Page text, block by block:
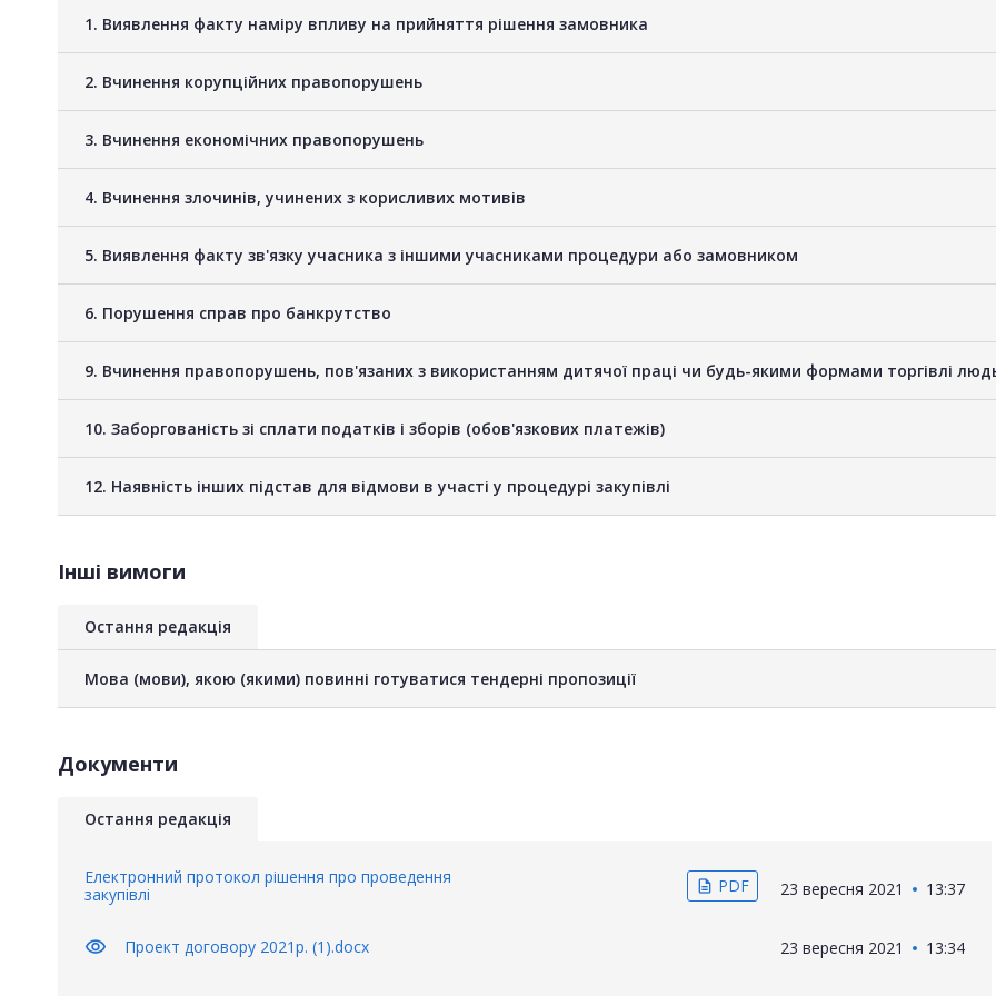
1. Виявлення факту наміру впливу на прийняття рішення замовника
2. Вчинення корупційних правопорушень
3. Вчинення економічних правопорушень
4. Вчинення злочинів, учинених з корисливих мотивів
5. Виявлення факту зв'язку учасника з іншими учасниками процедури або замовником
6. Порушення справ про банкрутство
9. Вчинення правопорушень, пов'язаних з використанням дитячої праці чи будь-якими формами торгівлі
10. Заборгованість зі сплати податків і зборів (обов'язкових платежів)
12. Наявність інших підстав для відмови в участі у процедурі закупівлі
Інші вимоги
Остання редакція
Мова (мови), якою (якими) повинні готуватися тендерні пропозиції
Документи
Остання редакція
Електронний протокол рішення про проведення
закупівлі
description PDF 23 вересня 2021 13:37
visibility Проект договору 2021р. (1).docx 23 вересня 2021 13:34